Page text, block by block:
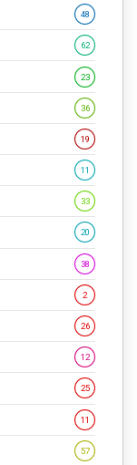
48
62
23
36
19
11
33
20
38
2
26
12
25
11
57